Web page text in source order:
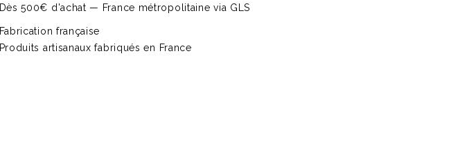
Dès 500€ d'achat — France métropolitaine via GLS
Fabrication française
Produits artisanaux fabriqués en France